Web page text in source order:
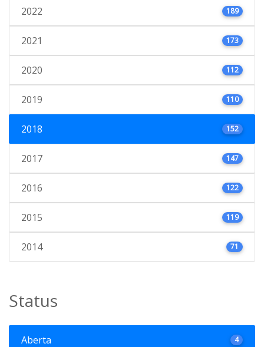
2022 189
2021 173
2020 112
2019 110
2018 152
2017 147
2016 122
2015 119
2014 71
Status
Aberta 4